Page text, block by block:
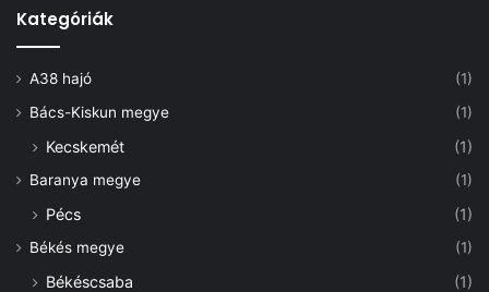
Kategóriák
A38 hajó
(1)
Bács-Kiskun megye
(1)
Kecskemét (1)
Baranya megye (1)
Pécs (1)
Békés megye (1)
Békéscsaba (1)